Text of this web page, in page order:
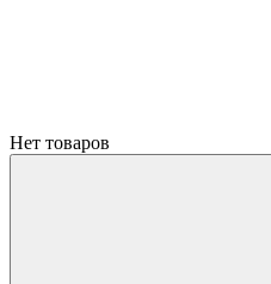
Нет товаров